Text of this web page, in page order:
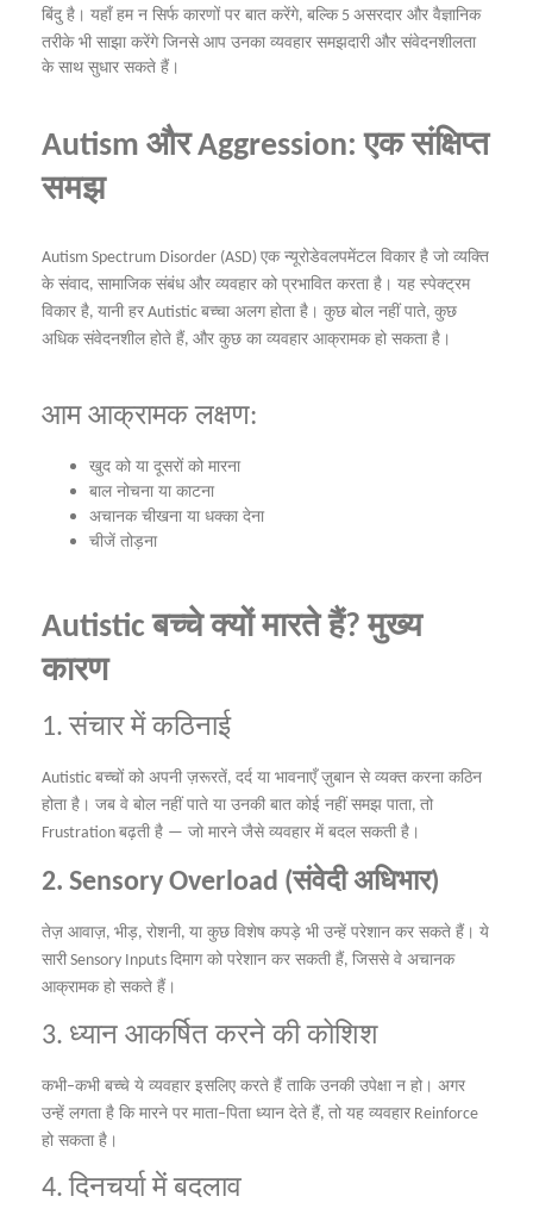
बिंदु है। यहाँ हम न सिर्फ कारणों पर बात करेंगे, बल्कि5 असरदार और वैज्ञानिक
तरीके भी साझा करेंगे जिनसे आप उनका व्यवहार समझदारी और संवेदनशीलता
के साथ सुधार सकते हैं।
Autism औरAggression:एकसंक्षिप्त
समझ
Autism Spectrum Disorder (ASD) एक न्यूरोडेवलपमेंटल विकार है जो व्यक्ति
के संवाद, सामाजिक संबंध और व्यवहार को प्रभावित करता है। यह स्पेक्ट्रम
विकार है, यानी हर Autistic बच्चा अलग होता है। कुछ बोल नहीं पाते, कुछ
अधिक संवेदनशील होते हैं, और कुछ का व्यवहार आक्रामक हो सकता है।
आमआक्रामकलक्षण:
खुद को या दूसरों को मारना
बाल नोचना या काटना
अचानक चीखना या धक्का देना
चीजें तोड़ना
Autisticबच्चेक्योंमारतेहैं?मुख्य
कारण
1.संचारमेंकठिनाई
Autistic बच्चों को अपनी ज़रूरतें, दर्द या भावनाएँ ज़ुबान से व्यक्त करना कठिन
होता है। जब वे बोल नहीं पाते या उनकी बात कोई नहीं समझ पाता, तो
Frustration बढ़ती है — जो मारने जैसे व्यवहार में बदल सकती है।
2. Sensory Overload (संवेदीअधिभार)
तेज़ आवाज़, भीड़, रोशनी, या कुछ विशेष कपड़े भी उन्हें परेशान कर सकते हैं। ये
सारी Sensory Inputs दिमाग को परेशान कर सकती हैं, जिससे वे अचानक
आक्रामक हो सकते हैं।
3. ध्यानआकर्षितकरनेकीकोशिश
कभी–कभी बच्चे ये व्यवहार इसलिए करते हैं ताकि उनकी उपेक्षा न हो। अगर
उन्हें लगता है कि मारने पर माता–पिता ध्यान देते हैं, तो यह व्यवहार Reinforce
हो सकता है।
4.दिनचर्यामेंबदलाव